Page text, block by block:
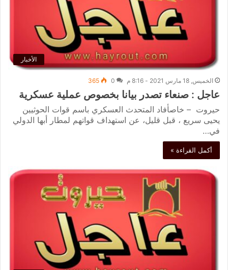
الأخبار
الخميس, 18 مارس 2021 - 8:16 م 0
365
عاجل : صنعاء تصدر بيانا بخصوص عملية عسكرية
حيروت – خاصأفاد المتحدث العسكري باسم قوات الحوثيين
يحيى سريع ، قبل قليل، عن استهداف قواتهم لمطار أبها الدولي
في…
أكمل القراءة »